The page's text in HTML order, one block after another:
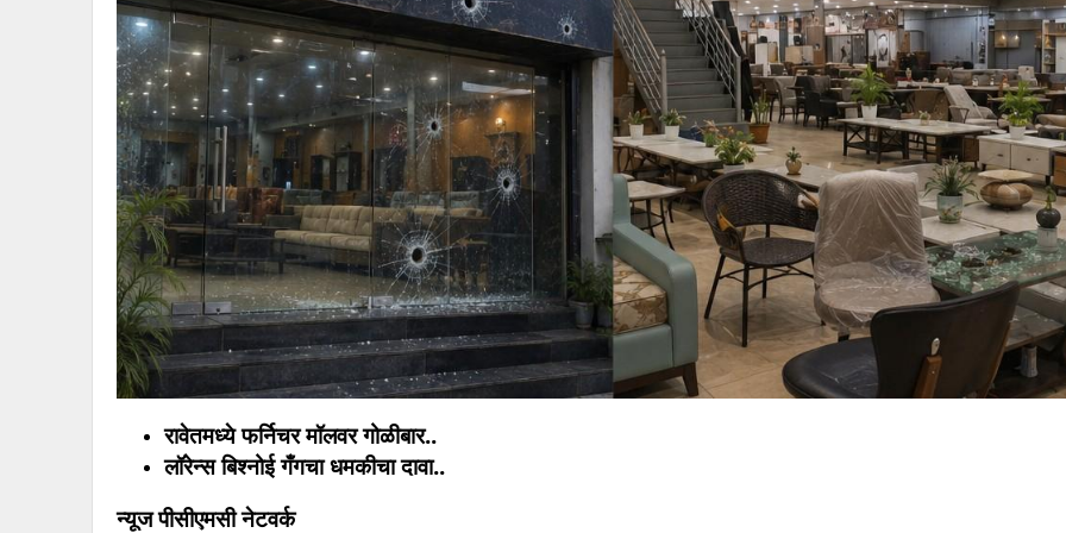
रावेतमध्ये फर्निचर मॉलवर गोळीबार..
लॉरेन्स बिश्नोई गँगचा धमकीचा दावा..
न्यूज पीसीएमसी नेटवर्क